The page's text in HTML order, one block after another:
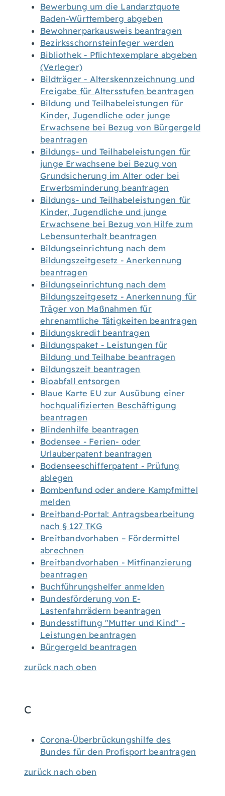
Bewerbung um die Landarztquote
Baden-Württemberg abgeben
Bewohnerparkausweis beantragen
Bezirksschornsteinfeger werden
Bibliothek - Pflichtexemplare abgeben
(Verleger)
Bildträger - Alterskennzeichnung und
Freigabe für Altersstufen beantragen
Bildung und Teilhabeleistungen für
Kinder, Jugendliche oder junge
Erwachsene bei Bezug von Bürgergeld
beantragen
Bildungs- und Teilhabeleistungen für
junge Erwachsene bei Bezug von
Grundsicherung im Alter oder bei
Erwerbsminderung beantragen
Bildungs- und Teilhabeleistungen für
Kinder, Jugendliche und junge
Erwachsene bei Bezug von Hilfe zum
Lebensunterhalt beantragen
Bildungseinrichtung nach dem
Bildungszeitgesetz - Anerkennung
beantragen
Bildungseinrichtung nach dem
Bildungszeitgesetz - Anerkennung für
Träger von Maßnahmen für
ehrenamtliche Tätigkeiten beantragen
Bildungskredit beantragen
Bildungspaket - Leistungen für
Bildung und Teilhabe beantragen
Bildungszeit beantragen
Bioabfall entsorgen
Blaue Karte EU zur Ausübung einer
hochqualifizierten Beschäftigung
beantragen
Blindenhilfe beantragen
Bodensee - Ferien- oder
Urlauberpatent beantragen
Bodenseeschifferpatent - Prüfung
ablegen
Bombenfund oder andere Kampfmittel
melden
Breitband-Portal: Antragsbearbeitung
nach § 127 TKG
Breitbandvorhaben – Fördermittel
abrechnen
Breitbandvorhaben - Mitfinanzierung
beantragen
Buchführungshelfer anmelden
Bundesförderung von E-
Lastenfahrrädern beantragen
Bundesstiftung "Mutter und Kind" -
Leistungen beantragen
Bürgergeld beantragen
zurück nach oben
C
Corona-Überbrückungshilfe des
Bundes für den Profisport beantragen
zurück nach oben